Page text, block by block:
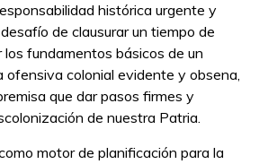
histórica urgente y
de clausurar un tiempo de
los fundamentos básicos de un
ofensiva colonial evidente y obsena,
que dar pasos firmes y
de nuestra Patria.
motor de planificación para la